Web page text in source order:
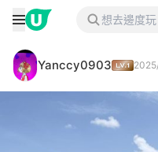
Yanccy0903